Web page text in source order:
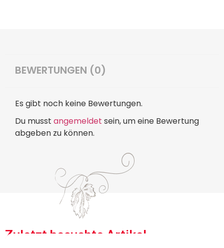
BEWERTUNGEN (0)
Es gibt noch keine Bewertungen.
Du musst angemeldet sein, um eine Bewertung
abgeben zu können.
Zuletzt besuchte Artikel